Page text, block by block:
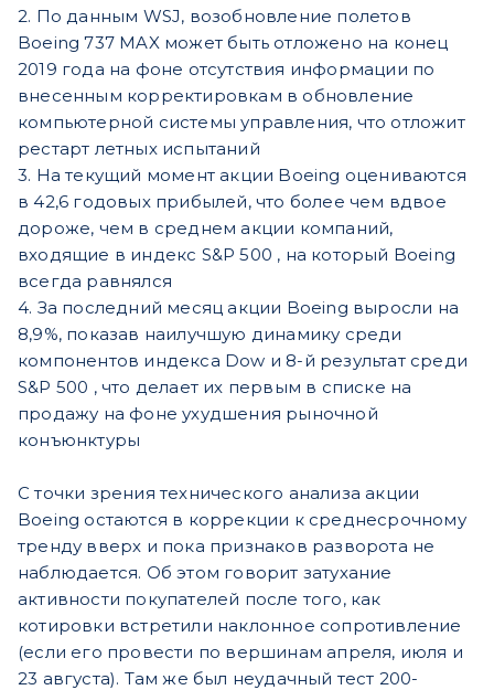
2. По данным WSJ, возобновление полетов
Boeing 737 MAX может быть отложено на конец
2019 года на фоне отсутствия информации по
внесенным корректировкам в обновление
компьютерной системы управления, что отложит
рестарт летных испытаний
3. На текущий момент акции Boeing оцениваются
в 42,6 годовых прибылей, что более чем вдвое
дороже, чем в среднем акции компаний,
входящие в индекс S&P 500 , на который Boeing
всегда равнялся
4. За последний месяц акции Boeing выросли на
8,9%, показав наилучшую динамику среди
компонентов индекса Dow и 8-й результат среди
S&P 500 , что делает их первым в списке на
продажу на фоне ухудшения рыночной
конъюнктуры
С точки зрения технического анализа акции
Boeing остаются в коррекции к среднесрочному
тренду вверх и пока признаков разворота не
наблюдается. Об этом говорит затухание
активности покупателей после того, как
котировки встретили наклонное сопротивление
(если его провести по вершинам апреля, июля и
23 августа). Там же был неудачный тест 200-